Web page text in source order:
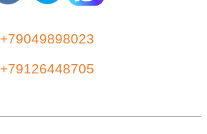
+79049898023
+79126448705